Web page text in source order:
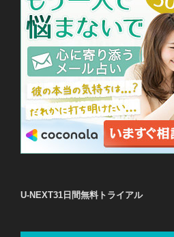
U-NEXT31日間無料トライアル